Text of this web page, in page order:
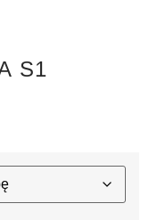
S1